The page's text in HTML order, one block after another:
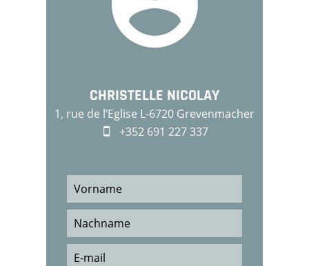
CHRISTELLE NICOLAY
1, rue de l‘Eglise L-6720 Grevenmacher
+352 691 227 337